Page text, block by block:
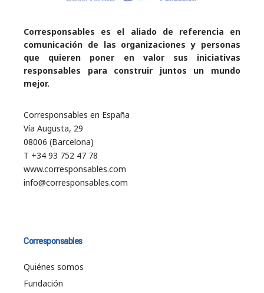
Corresponsables es el aliado de referencia en
comunicación de las organizaciones y personas
que quieren poner en valor sus iniciativas
responsables para construir juntos un mundo
mejor.
Corresponsables en España
Vía Augusta, 29
08006 (Barcelona)
T +34 93 752 47 78
www.corresponsables.com
info@corresponsables.com
Corresponsables
Quiénes somos
Fundación